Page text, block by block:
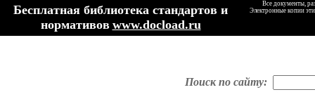
Бесплатная библиотека стандартов и
нормативов www.docload.ru
Все документы,
Электронные копии
Поиск по сайту: